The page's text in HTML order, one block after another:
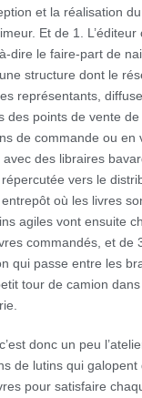
et la réalisation
Et de 1.
dire le faire-part de
structure dont le
représentants,
des points de vente
de commande ou en
des libraires
vers le
où les livres
agiles vont ensuite
commandés, et de
qui passe entre les
tour de camion
donc un peu
de lutins qui galopent
pour satisfaire